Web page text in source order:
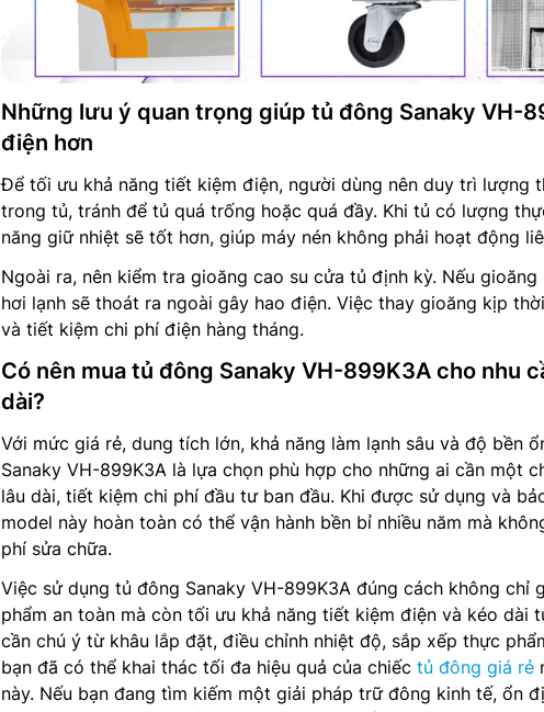
Những lưu ý quan trọng giúp tủ đông Sanaky VH-
điện hơn
Để tối ưu khả năng tiết kiệm điện, người dùng nên duy trì lượng
trong tủ, tránh để tủ quá trống hoặc quá đầy. Khi tủ có lượng
năng giữ nhiệt sẽ tốt hơn, giúp máy nén không phải hoạt động
Ngoài ra, nên kiểm tra gioăng cao su cửa tủ định kỳ. Nếu
hơi lạnh sẽ thoát ra ngoài gây hao điện. Việc thay gioăng kịp
và tiết kiệm chi phí điện hàng tháng.
Có nên mua tủ đông Sanaky VH-899K3A cho nhu
dài?
Với mức giá rẻ, dung tích lớn, khả năng làm lạnh sâu và độ bền
Sanaky VH-899K3A là lựa chọn phù hợp cho những ai cần một
lâu dài, tiết kiệm chi phí đầu tư ban đầu. Khi được sử dụng và
model này hoàn toàn có thể vận hành bền bỉ nhiều năm mà
phí sửa chữa.
Việc sử dụng tủ đông Sanaky VH-899K3A đúng cách không chỉ
phẩm an toàn mà còn tối ưu khả năng tiết kiệm điện và kéo dài
cần chú ý từ khâu lắp đặt, điều chỉnh nhiệt độ, sắp xếp thực
bạn đã có thể khai thác tối đa hiệu quả của chiếc tủ đông giá rẻ
này. Nếu bạn đang tìm kiếm một giải pháp trữ đông kinh tế, ổn